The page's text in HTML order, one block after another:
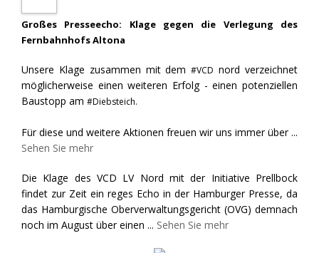
Großes Presseecho: Klage gegen die Verlegung des
Fernbahnhofs Altona
Unsere Klage zusammen mit dem#VCD nord verzeichnet
möglicherweise einen weiteren Erfolg - einen potenziellen
Baustopp am #Diebsteich.
Für diese und weitere Aktionen freuen wir uns immer über ...
Sehen Sie mehr
Die Klage des VCD LV Nord mit der Initiative Prellbock
findet zur Zeit ein reges Echo in der Hamburger Presse, da
das Hamburgische Oberverwaltungsgericht (OVG) demnach
noch im August über einen ... Sehen Sie mehr